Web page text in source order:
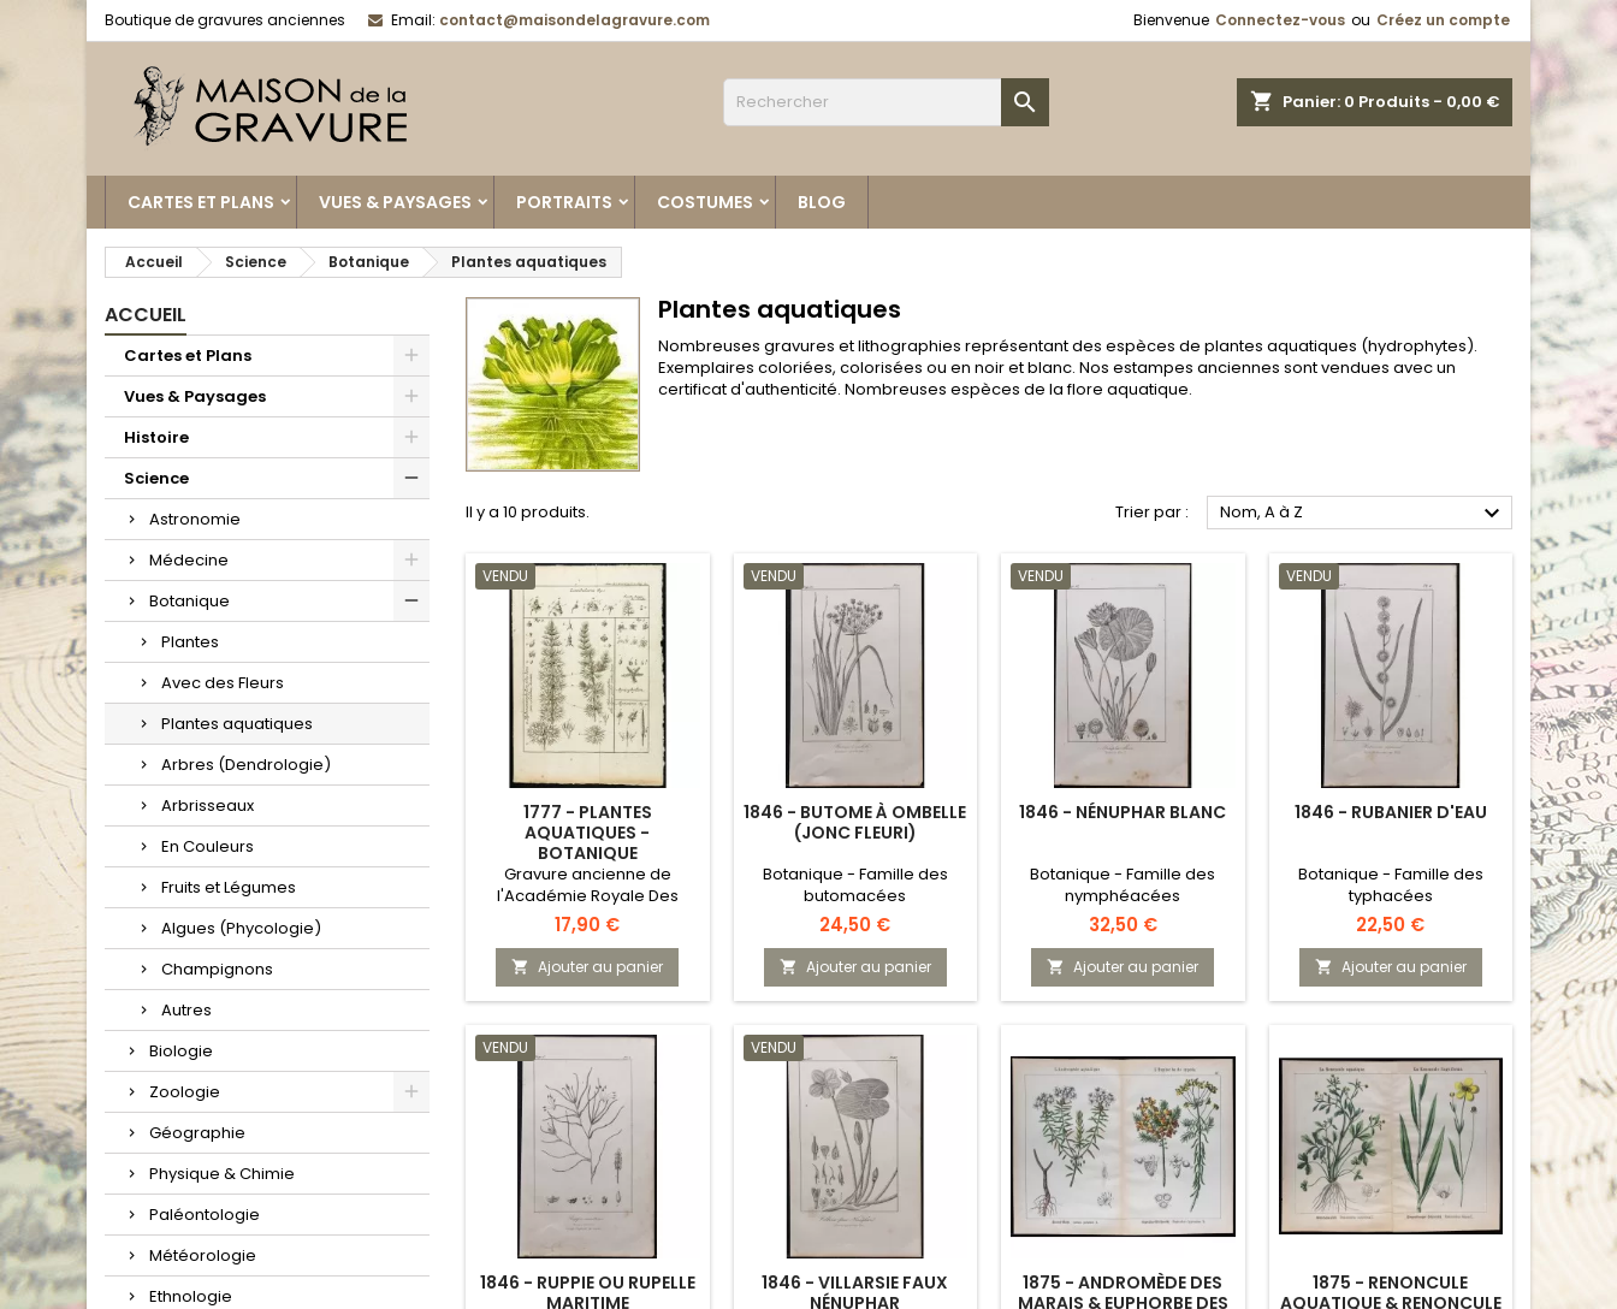
Boutique de gravures anciennes Email: contact@maisondelagravure.com Bienvenue Connectez-vous ou Créez un compte
shopping_cart Panier: 0 Produits - 0,00 €

CARTES ET PLANS VUES & PAYSAGES PORTRAITS COSTUMES BLOG
Accueil Science Botanique Plantes aquatiques
ACCUEIL
Cartes et Plans
Vues & Paysages
Histoire
Science
Astronomie
Médecine
Botanique
Plantes
Avec des Fleurs
Plantes aquatiques
Arbres (Dendrologie)
Arbrisseaux
En Couleurs
Fruits et Légumes
Algues (Phycologie)
Champignons
Autres
Biologie
Zoologie
Géographie
Physique & Chimie
Paléontologie
Météorologie
Ethnologie
Plantes aquatiques
Nombreuses gravures et lithographies représentant des espèces de plantes aquatiques (hydrophytes).
Exemplaires coloriées, colorisées ou en noir et blanc. Nos estampes anciennes sont vendues avec un
certificat d'authenticité. Nombreuses espèces de la flore aquatique.
Il y a 10 produits. Trier par : Nom, A à Z 
VENDU
1777 - PLANTES
AQUATIQUES -
BOTANIQUE
Gravure ancienne de
l'Académie Royale Des
Sciences
Prix
17,90 €
 Ajouter au panier
VENDU
1846 - BUTOME À OMBELLE
(JONC FLEURI)
Botanique - Famille des
butomacées
Prix
24,50 €
 Ajouter au panier
VENDU
1846 - NÉNUPHAR BLANC
Botanique - Famille des
nymphéacées
Prix
32,50 €
 Ajouter au panier
VENDU
1846 - RUBANIER D'EAU
Botanique - Famille des
typhacées
Prix
22,50 €
 Ajouter au panier
VENDU
1846 - RUPPIE OU RUPELLE
MARITIME
VENDU
1846 - VILLARSIE FAUX
NÉNUPHAR
1875 - ANDROMÈDE DES
MARAIS & EUPHORBE DES
1875 - RENONCULE
AQUATIQUE & RENONCULE